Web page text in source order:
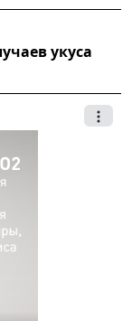
укуса